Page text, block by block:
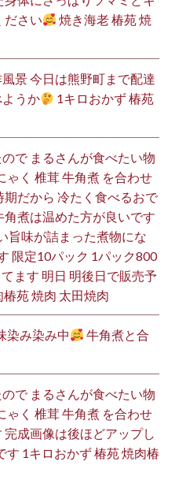
ださい
焼き海老 椿苑 焼
景 今日は熊野町まで配達
ようか
1キロおかず 椿苑
で まるさんが食べたい物
ゃく 椎茸 牛角煮 を合わせ
だから 冷たく食べるおで
煮は温めた方が良いです
旨味が詰まった煮物にな
限定10パック 1パック800
ます 明日 明後日で販売予
苑 焼肉 太田焼肉
染み染み中
牛角煮と合
で まるさんが食べたい物
ゃく 椎茸 牛角煮 を合わせ
成画像は後ほどアップし
す 1キロおかず 椿苑 焼肉椿